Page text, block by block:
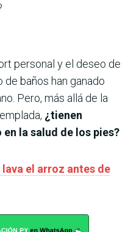
personal y el deseo de
baños han ganado
Pero, más allá de la
¿tienen
la salud de los pies?
lava el arroz antes de